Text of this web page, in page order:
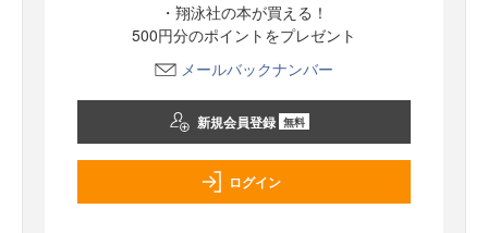
・翔泳社の本が買える！
500円分のポイントをプレゼント
メールバックナンバー
新規会員登録 無料
ログイン